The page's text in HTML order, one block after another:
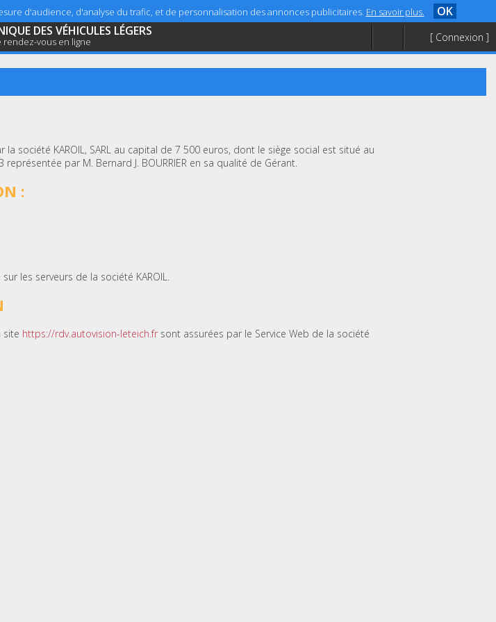
d'audience, d'analyse du trafic, et de personnalisation des annonces publicitaires. En savoir plus. OK
DES VÉHICULES LÉGERS
rendez-vous en ligne [ Connexion ]
la société KAROIL, SARL au capital de 7 500 euros, dont le siège social est situé au
par M. Bernard J. BOURRIER en sa qualité de Gérant.
:
les serveurs de la société KAROIL.
site https://rdv.autovision-leteich.fr sont assurées par le Service Web de la société